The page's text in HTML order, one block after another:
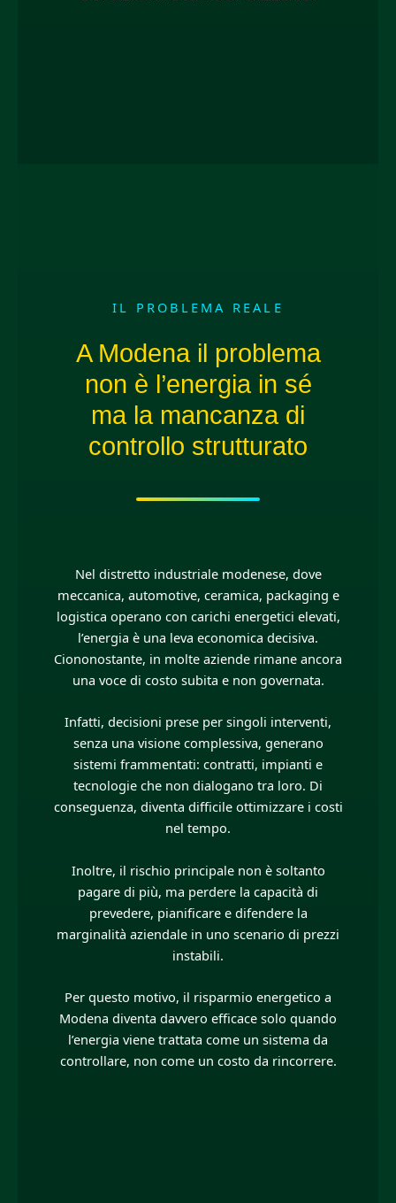
IL PROBLEMA REALE
A Modena il problema
non è l’energia in sé
ma la mancanza di
controllo strutturato
Nel distretto industriale modenese, dove
meccanica, automotive, ceramica, packaging e
logistica operano con carichi energetici elevati,
l’energia è una leva economica decisiva.
Ciononostante, in molte aziende rimane ancora
una voce di costo subita e non governata.
Infatti, decisioni prese per singoli interventi,
senza una visione complessiva, generano
sistemi frammentati: contratti, impianti e
tecnologie che non dialogano tra loro. Di
conseguenza, diventa difficile ottimizzare i costi
nel tempo.
Inoltre, il rischio principale non è soltanto
pagare di più, ma perdere la capacità di
prevedere, pianificare e difendere la
marginalità aziendale in uno scenario di prezzi
instabili.
Per questo motivo, il risparmio energetico a
Modena diventa davvero efficace solo quando
l’energia viene trattata come un sistema da
controllare, non come un costo da rincorrere.